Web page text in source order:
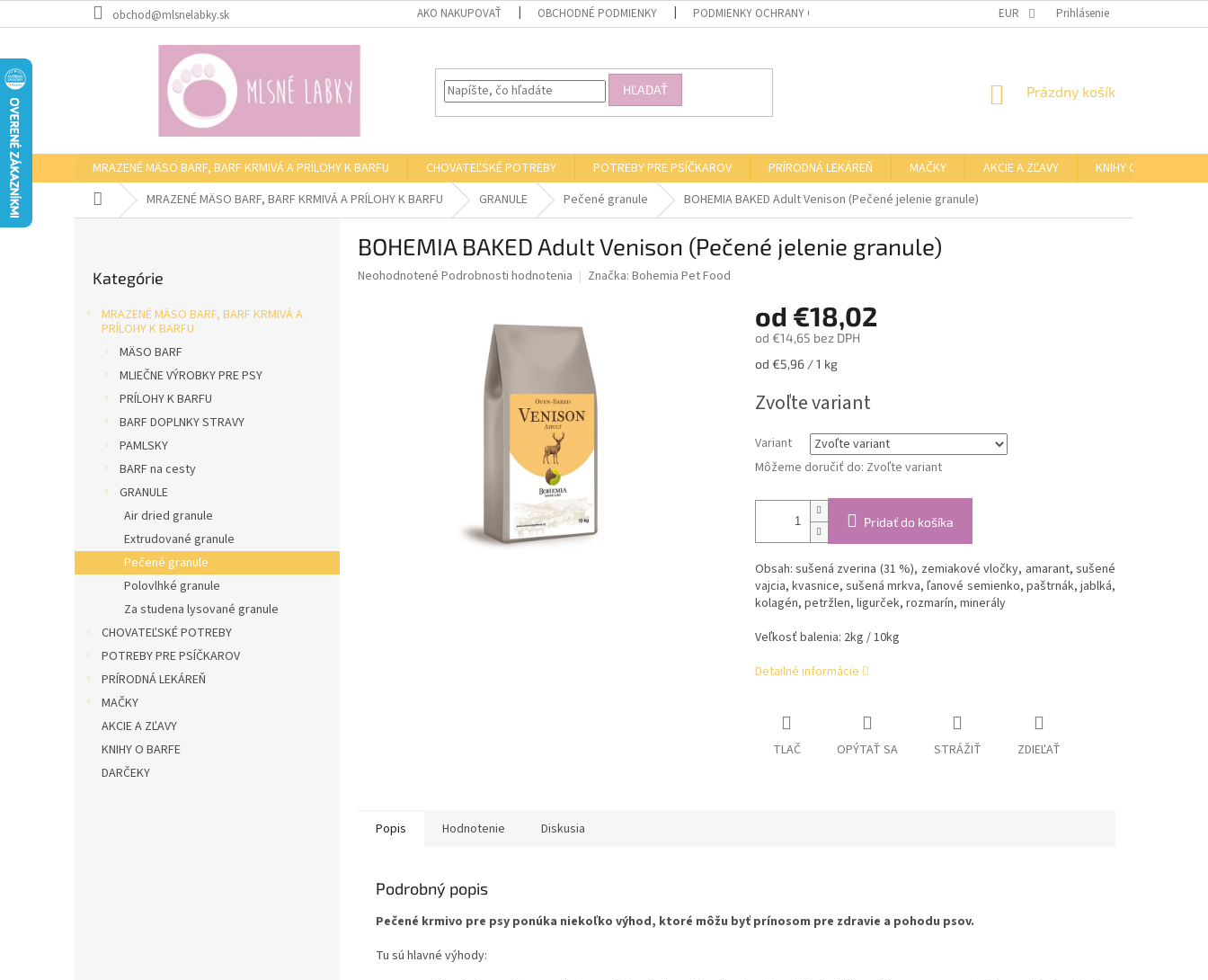
na
obchod@mlsnelabky.sk AKO NAKUPOVAŤ OBCHODNÉ PODMIENKY PODMIENKY OCHRANY OSOBNÝCH ÚDAJOV OTVÁRACIE HODINY KAMENNEJ PREDAJNE
EUR Prihlásenie
HĽADAŤ
NÁKUPNÝ
Prázdny košík
MRAZENÉ MÄSO BARF, BARF KRMIVÁ A PRÍLOHY K BARFU CHOVATEĽSKÉ POTREBY POTREBY PRE PSÍČKAROV PRÍRODNÁ LEKÁREŇ MAČKY AKCIE A ZĽAVY
KNIHY O BARFE
DomovMRAZENÉ MÄSO BARF, BARF KRMIVÁ A PRÍLOHY K BARFU GRANULE Pečené granule BOHEMIA BAKED Adult Venison (Pečené jelenie granule)
kategórie
Kategórie
MRAZENÉ MÄSO BARF, BARF KRMIVÁ A
PRÍLOHY K BARFU
MÄSO BARF
MLIEČNE VÝROBKY PRE PSY
PRÍLOHY K BARFU
BARF DOPLNKY STRAVY
PAMLSKY
BARF na cesty
GRANULE
Air dried granule
Extrudované granule
Pečené granule
Polovlhké granule
Za studena lysované granule
CHOVATEĽSKÉ POTREBY
POTREBY PRE PSÍČKAROV
PRÍRODNÁ LEKÁREŇ
MAČKY
AKCIE A ZĽAVY
KNIHY O BARFE
DARČEKY
BOHEMIA BAKED Adult Venison (Pečené jelenie granule)
Priemerné
Neohodnotené Podrobnosti hodnotenia Značka: Bohemia Pet Food
od €18,02
od €14,65 bez DPH
Jednotková
od €5,96 / 1 kg
Zvoľte variant
Variant
Môžeme doručiť do: Zvoľte variant
Pridať do košíka
Obsah: sušená zverina (31 %), zemiakové vločky, amarant, sušené
vajcia, kvasnice, sušená mrkva, ľanové semienko, paštrnák, jablká,
kolagén, petržlen, ligurček, rozmarín, minerály
Veľkosť balenia: 2kg / 10kg
Detailné informácie
TLAČ OPÝTAŤ SA STRÁŽIŤ ZDIEĽAŤ
Popis Hodnotenie Diskusia
Podrobný popis
Pečené krmivo pre psy ponúka niekoľko výhod, ktoré môžu byť prínosom pre zdravie a pohodu psov.
Tu sú hlavné výhody: